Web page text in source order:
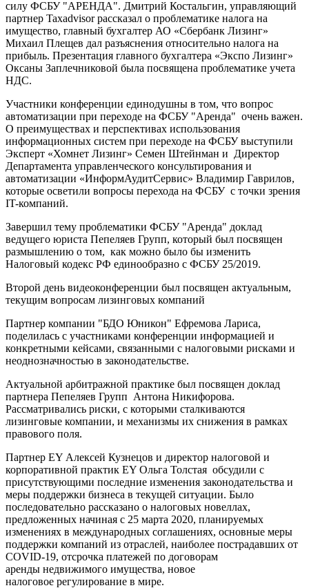
силу ФСБУ "АРЕНДА". Дмитрий Костальгин, управляющий
партнер Taxadvisor рассказал о проблематике налога на
имущество, главный бухгалтер АО «Сбербанк Лизинг»
Михаил Плещев дал разъяснения относительно налога на
прибыль. Презентация главного бухгалтера «Экспо Лизинг»
Оксаны Заплечниковой была посвящена проблематике учета
НДС.
Участники конференции единодушны в том, что вопрос
автоматизации при переходе на ФСБУ "Аренда" очень важен.
О преимуществах и перспективах использования
информационных систем при переходе на ФСБУ выступили
Эксперт «Хомнет Лизинг» Семен Штейнман и Директор
Департамента управленческого консультирования и
автоматизации «ИнформАудитСервис» Владимир Гаврилов,
которые осветили вопросы перехода на ФСБУ с точки зрения
IT-компаний.
Завершил тему проблематики ФСБУ "Аренда" доклад
ведущего юриста Пепеляев Групп, который был посвящен
размышлению о том, как можно было бы изменить
Налоговый кодекс РФ единообразно с ФСБУ 25/2019.
Второй день видеоконференции был посвящен актуальным,
текущим вопросам лизинговых компаний
Партнер компании "БДО Юникон" Ефремова Лариса,
поделилась с участниками конференции информацией и
конкретными кейсами, связанными с налоговыми рисками и
неоднозначностью в законодательстве.
Актуальной арбитражной практике был посвящен доклад
партнера Пепеляев Групп Антона Никифорова.
Рассматривались риски, с которыми сталкиваются
лизинговые компании, и механизмы их снижения в рамках
правового поля.
Партнер EY Алексей Кузнецов и директор налоговой и
корпоративной практик EY Ольга Толстая обсудили с
присутствующими последние изменения законодательства и
меры поддержки бизнеса в текущей ситуации. Было
последовательно рассказано о налоговых новеллах,
предложенных начиная с 25 марта 2020, планируемых
изменениях в международных соглашениях, основные меры
поддержки компаний из отраслей, наиболее пострадавших от
COVID-19, отсрочка платежей по договорам
аренды недвижимого имущества, новое
налоговое регулирование в мире.